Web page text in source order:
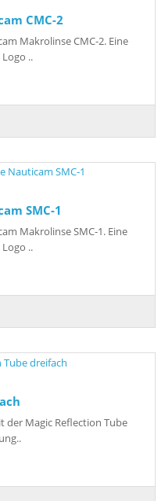
CMC-2
Makrolinse CMC-2. Eine
..
SMC-1
Makrolinse SMC-1. Eine
..
der Magic Reflection Tube